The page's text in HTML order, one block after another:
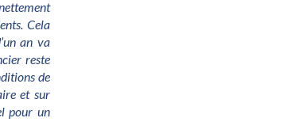
Cela
an va
reste
de
et sur
pour un